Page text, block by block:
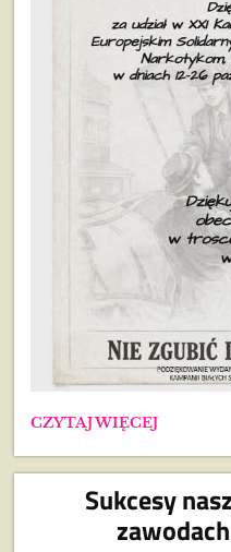
PODZIĘKOWANIE:
CZYTAJ WIĘCEJ
Sukcesy